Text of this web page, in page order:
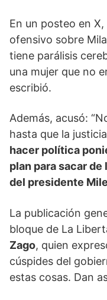
En un posteo en
ofensivo sobre
tiene parálisis
una mujer que no
escribió.
Además, acusó:
hasta que la
hacer política
plan para sacar
del presidente
La publicación
bloque de La
Zago, quien
cúspides del
estas cosas. Dan